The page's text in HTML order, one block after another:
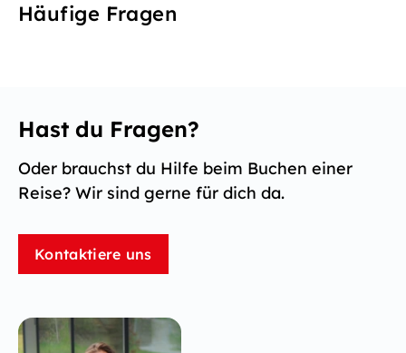
Häufige Fragen
Hast du Fragen?
Oder brauchst du Hilfe beim Buchen einer
Reise? Wir sind gerne für dich da.
Kontaktiere uns